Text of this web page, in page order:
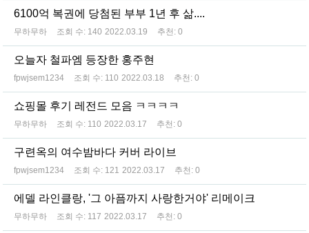
6100억 복권에 당첨된 부부 1년 후 삶....
무하무하 조회 수: 140 2022.03.19 추천: 0
오늘자 철파엠 등장한 홍주현
fpwjsem1234 조회 수: 110 2022.03.18 추천: 0
쇼핑몰 후기 레전드 모음 ㅋㅋㅋㅋ
무하무하 조회 수: 110 2022.03.17 추천: 0
구련옥의 여수밤바다 커버 라이브
fpwjsem1234 조회 수: 121 2022.03.17 추천: 0
에델 라인클랑, '그 아픔까지 사랑한거야' 리메이크
무하무하 조회 수: 117 2022.03.17 추천: 0